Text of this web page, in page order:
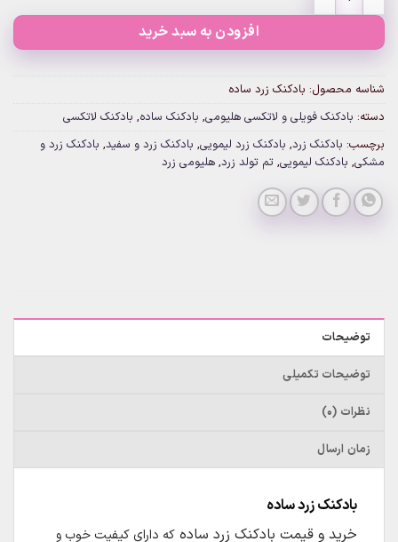
افزودن به سبد خرید
شناسه محصول: بادکنک زرد ساده
دسته: بادکنک فویلی و لاتکسی هلیومی, بادکنک ساده, بادکنک لاتکسی
برچسب: بادکنک زرد, بادکنک زرد لیمویی, بادکنک زرد و سفید, بادکنک زرد و
مشکی, بادکنک لیمویی, تم تولد زرد, هلیومی زرد
توضیحات
توضیحات تکمیلی
نظرات (0)
زمان ارسال
بادکنک زرد ساده
خرید و قیمت بادکنک زرد ساده که دارای کیفیت خوب و